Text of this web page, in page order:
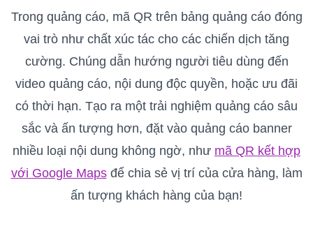
Trong quảng cáo, mã QR trên bảng quảng cáo đóng
vai trò như chất xúc tác cho các chiến dịch tăng
cường. Chúng dẫn hướng người tiêu dùng đến
video quảng cáo, nội dung độc quyền, hoặc ưu đãi
có thời hạn. Tạo ra một trải nghiệm quảng cáo sâu
sắc và ấn tượng hơn, đặt vào quảng cáo banner
nhiều loại nội dung không ngờ, như mã QR kết hợp
với Google Mapsđể chia sẻ vị trí của cửa hàng, làm
ấn tượng khách hàng của bạn!